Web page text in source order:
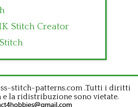
Stitch Creator
stitch-patterns.com .Tutti i diritti
e la ridistribuzione sono vietate.